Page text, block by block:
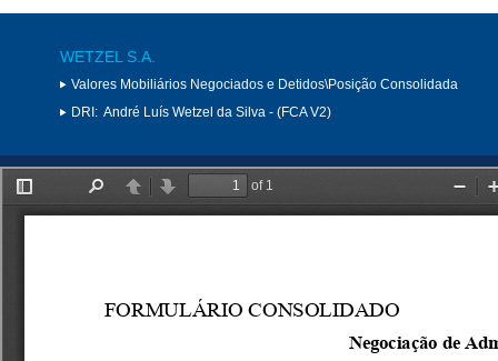
WETZEL S.A.
Valores Mobiliários Negociados e Detidos\Posição Consolidada
DRI: André Luís Wetzel da Silva - (FCA V2)